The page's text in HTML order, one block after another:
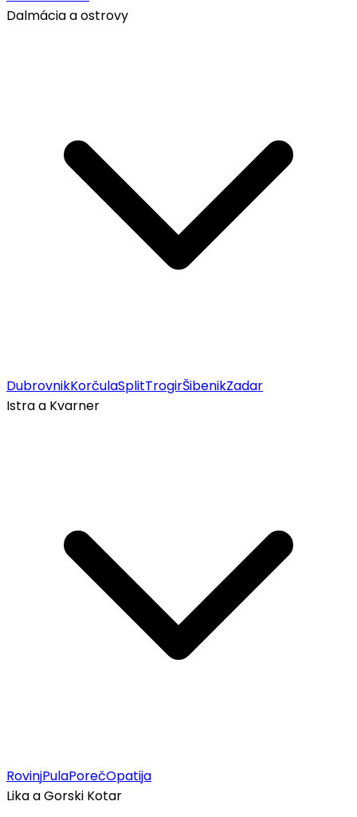
Dalmácia a ostrovy
DubrovnikKorčulaSplitTrogirŠibenikZadar
Istra a Kvarner
RovinjPulaPorečOpatija
Lika a Gorski Kotar